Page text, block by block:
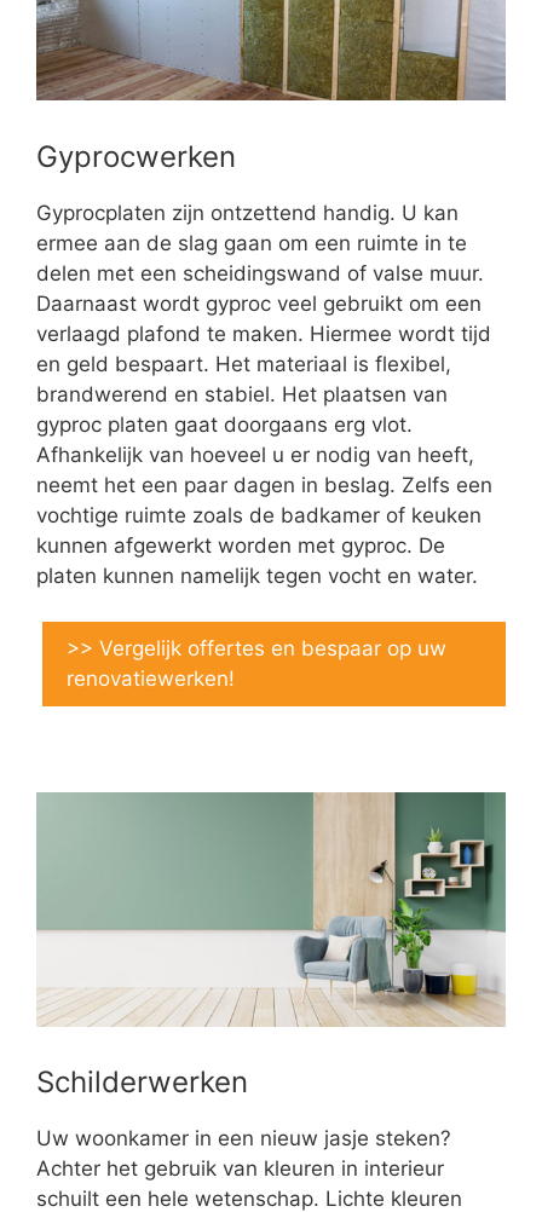
Gyprocwerken
Gyprocplaten zijn ontzettend handig. U kan
ermee aan de slag gaan om een ruimte in te
delen met een scheidingswand of valse muur.
Daarnaast wordt gyproc veel gebruikt om een
verlaagd plafond te maken. Hiermee wordt tijd
en geld bespaart. Het materiaal is flexibel,
brandwerend en stabiel. Het plaatsen van
gyproc platen gaat doorgaans erg vlot.
Afhankelijk van hoeveel u er nodig van heeft,
neemt het een paar dagen in beslag. Zelfs een
vochtige ruimte zoals de badkamer of keuken
kunnen afgewerkt worden met gyproc. De
platen kunnen namelijk tegen vocht en water.
>> Vergelijk offertes en bespaar op uw
renovatiewerken!
Schilderwerken
Uw woonkamer in een nieuw jasje steken?
Achter het gebruik van kleuren in interieur
schuilt een hele wetenschap. Lichte kleuren